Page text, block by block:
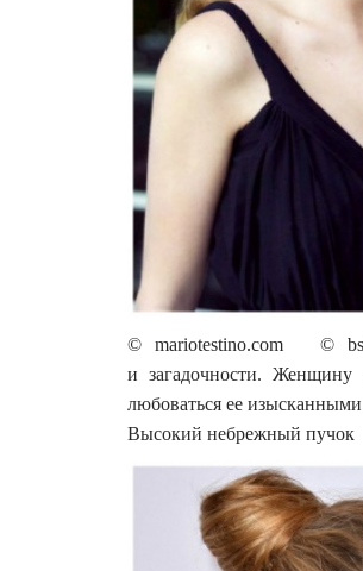
© mariotestino.com © bst-
и загадочности. Женщину
любоваться ее
Высокий небрежный пучок